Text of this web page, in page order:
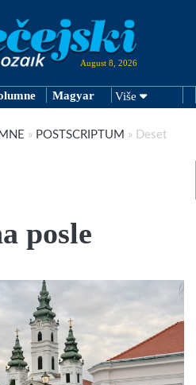
August 8, 2026
Magyar Više
» POSTSCRIPTUM » Deset
posle